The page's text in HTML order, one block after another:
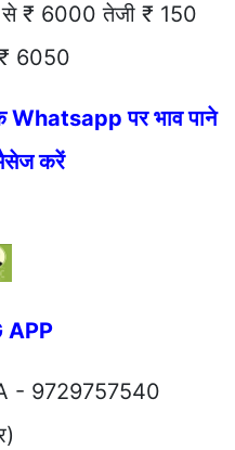
₹ 6000 तेजी ₹ 150
6050
Whatsapp पर भाव पाने
करें
APP
- 9729757540